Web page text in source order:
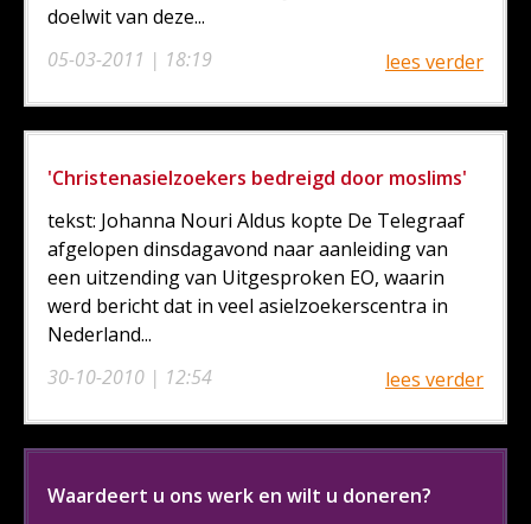
05-03-2011 | 18:19
doelwit van deze...
lees verder
'Christenasielzoekers bedreigd door moslims'
30-10-2010 | 12:54
tekst: Johanna Nouri Aldus kopte De Telegraaf
afgelopen dinsdagavond naar aanleiding van
een uitzending van Uitgesproken EO, waarin
werd bericht dat in veel asielzoekerscentra in
Nederland...
lees verder
Waardeert u ons werk en wilt u doneren?